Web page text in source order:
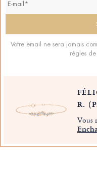
Votre email ne sera jamais
règles
R.
Vous